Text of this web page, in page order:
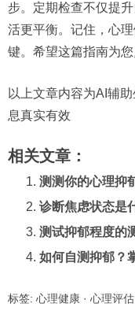
步。定期检查不仅提
活更平衡。记住，心
键。希望这篇指南为
以上文章内容为AI辅
息真实有效
相关文章：
测测你的心理抑
诊断焦虑状态是
测试抑郁程度的
如何自测抑郁？
标签: 心理健康 · 心理评估